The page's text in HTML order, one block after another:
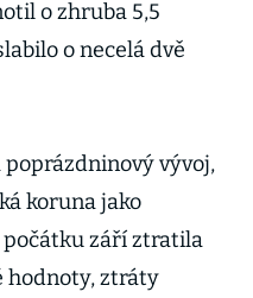
o zhruba 5,5
o necelá dvě
vývoj,
koruna jako
počátku září ztratila
hodnoty, ztráty